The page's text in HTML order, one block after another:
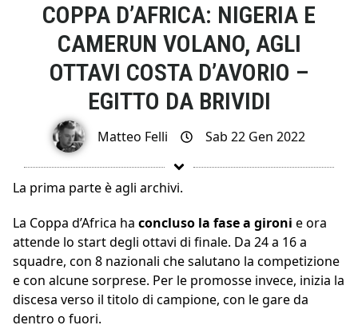
COPPA D’AFRICA: NIGERIA E
CAMERUN VOLANO, AGLI
OTTAVI COSTA D’AVORIO –
EGITTO DA BRIVIDI
Matteo Felli Sab 22 Gen 2022
La prima parte è agli archivi.
La Coppa d’Africa ha concluso la fase a gironi e ora
attende lo start degli ottavi di finale. Da 24 a 16 a
squadre, con 8 nazionali che salutano la competizione
e con alcune sorprese. Per le promosse invece, inizia la
discesa verso il titolo di campione, con le gare da
dentro o fuori.